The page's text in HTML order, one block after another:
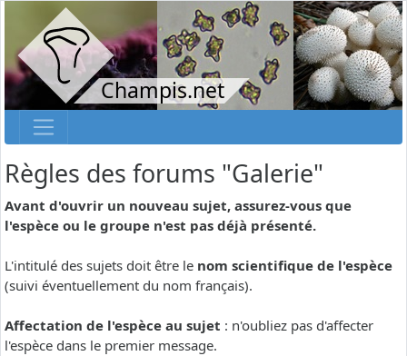
Champis.net
Règles des forums "Galerie"
Avant d'ouvrir un nouveau sujet, assurez-vous que
l'espèce ou le groupe n'est pas déjà présenté.
L'intitulé des sujets doit être le nom scientifique de l'espèce
(suivi éventuellement du nom français).
Affectation de l'espèce au sujet : n'oubliez pas d'affecter
l'espèce dans le premier message.